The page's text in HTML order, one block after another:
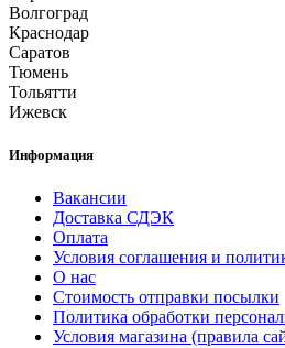
Волгоград
Краснодар
Саратов
Тюмень
Тольятти
Ижевск
Информация
Вакансии
Доставка СДЭК
Оплата
Условия соглашения и
О нас
Стоимость отправки посылки
Политика обработки
Условия магазина (правила